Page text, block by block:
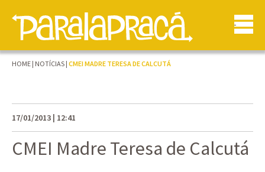
HOME | NOTÍCIAS | CMEI MADRE TERESA DE CALCUTÁ
17/01/2013 | 12:41
CMEI Madre Teresa de Calcutá